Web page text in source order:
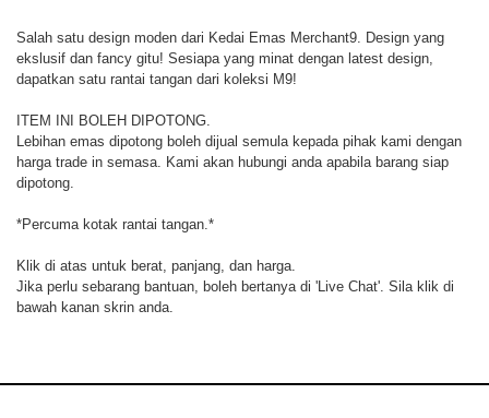
Salah satu design moden dari Kedai Emas Merchant9. Design yang
ekslusif dan fancy gitu! Sesiapa yang minat dengan latest design,
dapatkan satu rantai tangan dari koleksi M9!
ITEM INI BOLEH DIPOTONG.
Lebihan emas dipotong boleh dijual semula kepada pihak kami dengan
harga trade in semasa. Kami akan hubungi anda apabila barang siap
dipotong.
*Percuma kotak rantai tangan.*
Klik di atas untuk berat, panjang, dan harga.
Jika perlu sebarang bantuan, boleh bertanya di 'Live Chat'. Sila klik di
bawah kanan skrin anda.